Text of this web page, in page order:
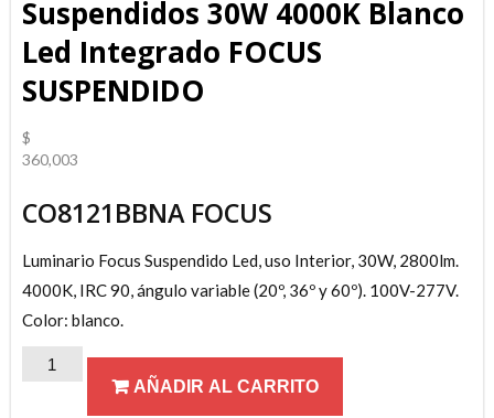
Suspendidos 30W 4000K Blanco
Led Integrado FOCUS
SUSPENDIDO
$
360,003
CO8121BBNA FOCUS
Luminario Focus Suspendido Led, uso Interior, 30W, 2800lm.
4000K, IRC 90, ángulo variable (20º, 36º y 60º). 100V-277V.
Color: blanco.
Suspendidos
AÑADIR AL CARRITO